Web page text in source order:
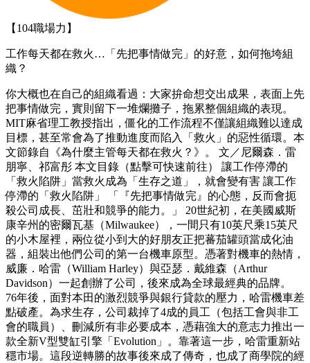
【104職場力】
工作每天都在救火…「先把事情做完」的好意，如何拖垮組
織？
你大概也在自己的組織看過：大家拚命想交出成果，表面上先
把事情做完，實則留下一堆爛攤子，拖累整個組織的表現。
MIT麻省理工教授指出，僵化的工作流程不僅讓組織難以達成
目標，甚至常會為了推動進度而陷入「救火」的惡性循環。本
文節錄自《為什麼主管每天都在救火？》。 文／尼爾森．雷
朋寧、祁富彤 本文目錄（點擊可快速前往） 讓工作停滯的
「救火陷阱」當救火成為「生存之道」，就會變有害 讓工作
停滯的「救火陷阱」 「『先把事情做完』的心態，反而會扼
殺公司成長、茁壯和競爭的能力。」 20世紀初，在美國威斯
康辛州的密爾瓦基（Milwaukee），一間只有10英尺乘15英尺
的小木屋裡，兩位從小到大的好朋友正把蕃茄罐頭當成化油
器，組裝出他們公司的第一台機車原型。憑著對機車的熱情，
威廉．哈雷（William Harley）與亞瑟．戴維森（Arthur
Davidson）一起創辦了公司，後來成為全球最經典的品牌。
76年後，面對本田的激烈競爭與銀行貸款的壓力，哈雷機車差
點破產。為求生存，公司裁掉了4成的員工（包括工會與非工
會的職員）、刪減所有非必要成本，憑藉強大的意志力推出一
款全新V型雙缸引擎「Evolution」。靠著這一步，哈雷重新站
穩市場。這段逆轉勝的故事後來成了傳奇，也成了商學院的經